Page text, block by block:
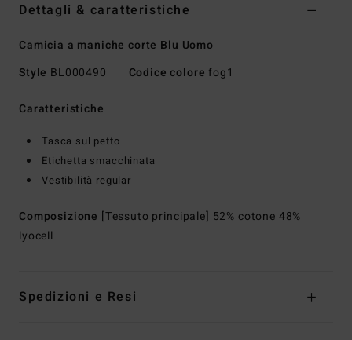
Dettagli & caratteristiche
Camicia a maniche corte Blu Uomo
Style BL000490 Codice colore fog1
Caratteristiche
Tasca sul petto
Etichetta smacchinata
Vestibilità regular
Composizione [Tessuto principale] 52% cotone 48%
lyocell
Spedizioni e Resi